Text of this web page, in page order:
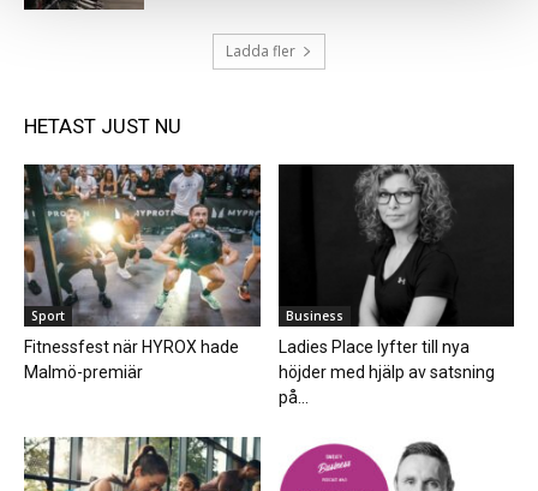
Ladda fler
HETAST JUST NU
Sport
Fitnessfest när HYROX hade
Malmö-premiär
Business
Ladies Place lyfter till nya
höjder med hjälp av satsning
på...